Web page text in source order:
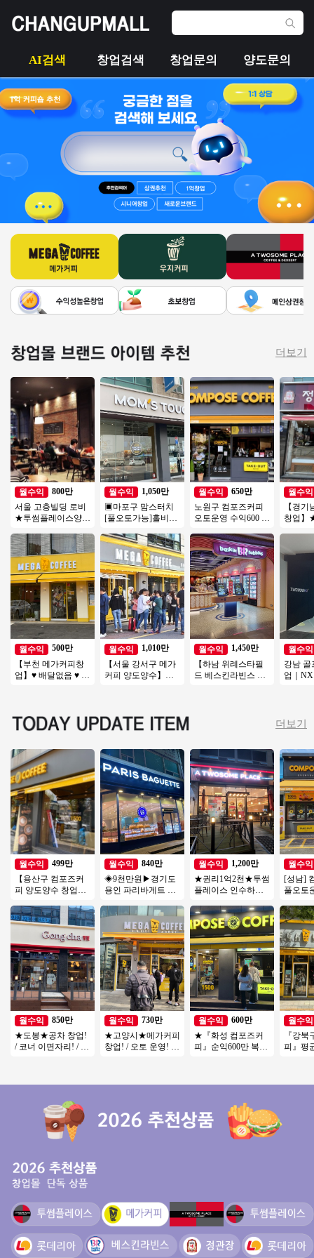
AI검색 창업검색 창업문의 양도문의
더보기
월수익
800만
서울 고층빌딩 로비
★투썸플레이스양도
★주5일영업★투잡
창업★
월수익
500만
【부천 메가커피창
업】♥ 배달없음 ♥ 수
월수익
1,050만
▣마포구 맘스터치
[풀오토가능]홀비중
준한매출/역세권
월수익
1,010만
【서울 강서구 메가
커피 양도양수】배
월수익
650만
노원구 컴포즈커피
오토운영 수익600 #
업 #초보창업 추천
월수익
1,450만
【하남 위례스타필
드 베스킨라빈스 양
월수익
【경기
창업】
템
월수익
강남 골
업｜
더보기
월수익
499만
【용산구 컴포즈커
피 양도양수 창업】
업/여성창업/커피창
업/카페창업
월수익
850만
★도봉★공차 창업!
/ 코너 이면자리! / 최
월수익
840만
◈9천만원▶경기도
용인 파리바게트 창
만↑고수익/풀오토
월수익
730만
★고양시★메가커피
창업! / 오토 운영! /
월수익
1,200만
★권리1억2천★투썸
플레이스 인수하세
바로 보내드립니다
월수익
600만
★『화성 컴포즈커
피』순익600만 복합
월수익
[성남]
풀오토
창업/여
본창업
월수익
『강북
피』평